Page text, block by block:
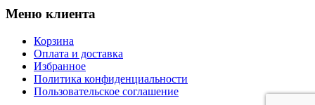
Меню клиента
Корзина
Оплата и доставка
Избранное
Политика конфиденциальности
Пользовательское соглашение